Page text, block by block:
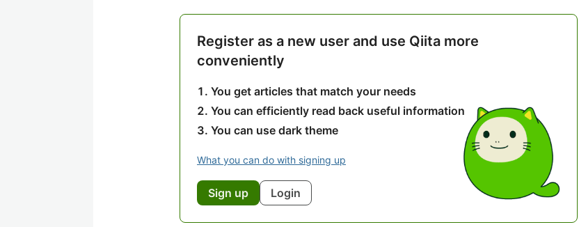
Register as a new user and use Qiita more
conveniently
You get articles that match your needs
You can efficiently read back useful information
You can use dark theme
What you can do with signing up
Sign up Login